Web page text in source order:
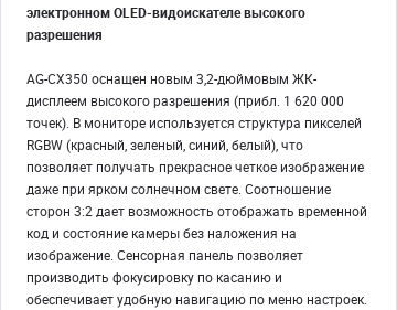
электронном OLED-видоискателе высокого
разрешения
AG-CX350 оснащен новым 3,2-дюймовым ЖК-
дисплеем высокого разрешения (прибл. 1 620 000
точек). В мониторе используется структура пикселей
RGBW (красный, зеленый, синий, белый), что
позволяет получать прекрасное четкое изображение
даже при ярком солнечном свете. Соотношение
сторон 3:2 дает возможность отображать временной
код и состояние камеры без наложения на
изображение. Сенсорная панель позволяет
производить фокусировку по касанию и
обеспечивает удобную навигацию по меню настроек.